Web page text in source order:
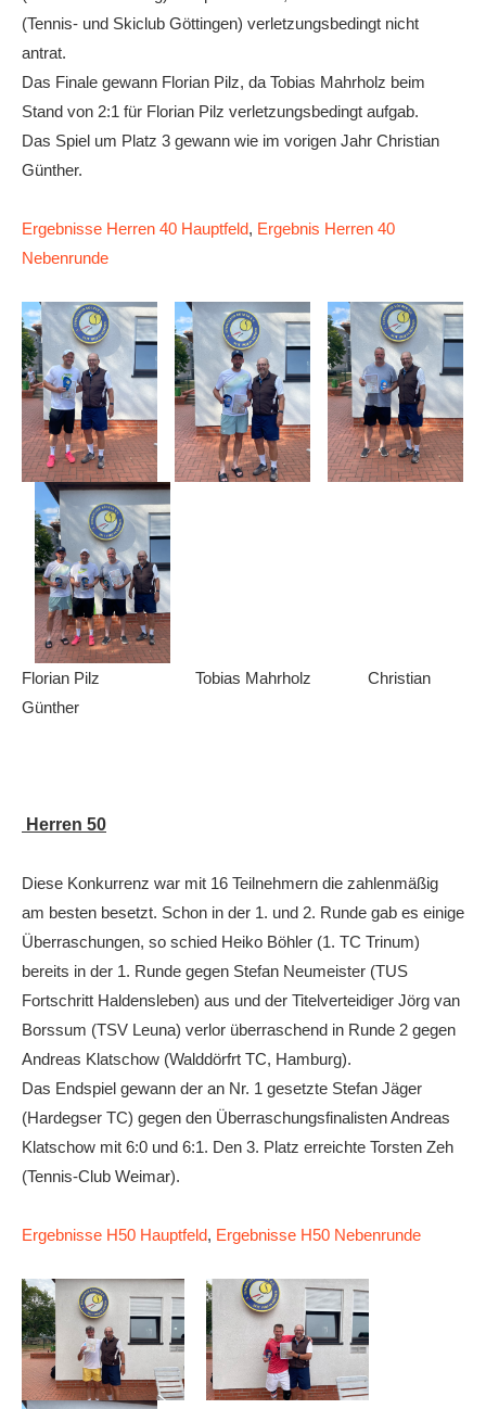
(Tennis- und Skiclub Göttingen) verletzungsbedingt nicht
antrat.
Das Finale gewann Florian Pilz, da Tobias Mahrholz beim
Stand von 2:1 für Florian Pilz verletzungsbedingt aufgab.
Das Spiel um Platz 3 gewann wie im vorigen Jahr Christian
Günther.
Ergebnisse Herren 40 Hauptfeld, Ergebnis Herren 40
Nebenrunde
Florian Pilz Tobias Mahrholz Christian
Günther
Herren 50
Diese Konkurrenz war mit 16 Teilnehmern die zahlenmäßig
am besten besetzt. Schon in der 1. und 2. Runde gab es einige
Überraschungen, so schied Heiko Böhler (1. TC Trinum)
bereits in der 1. Runde gegen Stefan Neumeister (TUS
Fortschritt Haldensleben) aus und der Titelverteidiger Jörg van
Borssum (TSV Leuna) verlor überraschend in Runde 2 gegen
Andreas Klatschow (Walddörfrt TC, Hamburg).
Das Endspiel gewann der an Nr. 1 gesetzte Stefan Jäger
(Hardegser TC) gegen den Überraschungsfinalisten Andreas
Klatschow mit 6:0 und 6:1. Den 3. Platz erreichte Torsten Zeh
(Tennis-Club Weimar).
Ergebnisse H50 Hauptfeld, Ergebnisse H50 Nebenrunde